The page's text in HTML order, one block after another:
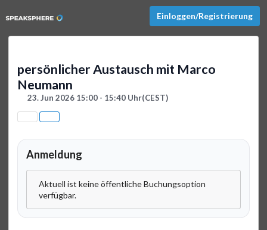
Einloggen/Registrierung
persönlicher Austausch mit Marco
Neumann
23. Jun 2026 15:00 - 15:40 Uhr(CEST)
Anmeldung
Aktuell ist keine öffentliche Buchungsoption
verfügbar.